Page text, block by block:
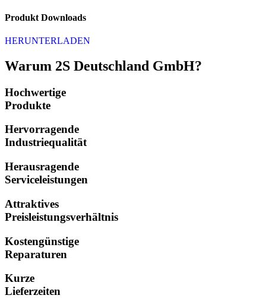
Produkt Downloads
HERUNTERLADEN
Warum 2S Deutschland GmbH?
Hochwertige
Produkte
Hervorragende
Industriequalität
Herausragende
Serviceleistungen
Attraktives
Preisleistungsverhältnis
Kostengünstige
Reparaturen
Kurze
Lieferzeiten